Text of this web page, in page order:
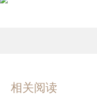
相关阅读